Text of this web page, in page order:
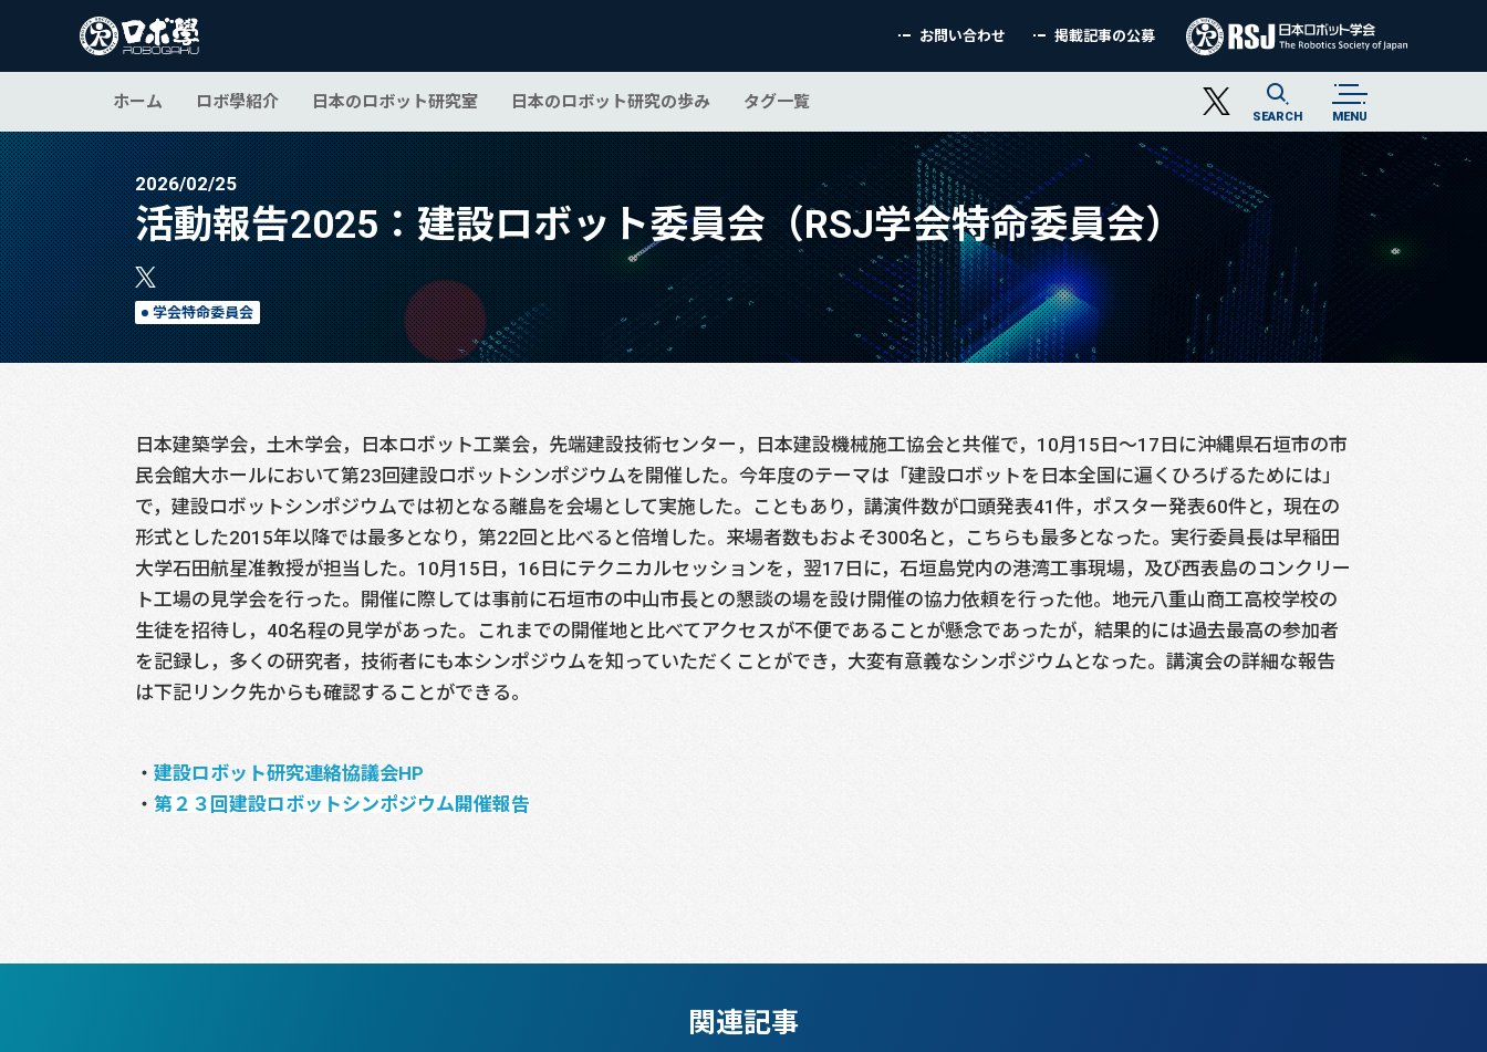
お問い合わせ 掲載記事の公募
ホーム ロボ學紹介 日本のロボット研究室 日本のロボット研究の歩み タグ一覧
SEARCH MENU
2026/02/25
活動報告2025：建設ロボット委員会（RSJ学会特命委員会）
学会特命委員会
日本建築学会，土木学会，日本ロボット工業会，先端建設技術センター，日本建設機械施工協会と共催で，10月15日～17日に沖縄県石垣市の市
民会館大ホールにおいて第23回建設ロボットシンポジウムを開催した。今年度のテーマは「建設ロボットを⽇本全国に遍くひろげるためには」
で，建設ロボットシンポジウムでは初となる離島を会場として実施した。こともあり，講演件数が口頭発表41件，ポスター発表60件と，現在の
形式とした2015年以降では最多となり，第22回と比べると倍増した。来場者数もおよそ300名と，こちらも最多となった。実行委員長は早稲田
大学石田航星准教授が担当した。10月15日，16日にテクニカルセッションを，翌17日に，石垣島党内の港湾工事現場，及び西表島のコンクリー
ト工場の見学会を行った。開催に際しては事前に石垣市の中山市長との懇談の場を設け開催の協力依頼を行った他。地元八重山商工高校学校の
生徒を招待し，40名程の見学があった。これまでの開催地と比べてアクセスが不便であることが懸念であったが，結果的には過去最高の参加者
を記録し，多くの研究者，技術者にも本シンポジウムを知っていただくことができ，大変有意義なシンポジウムとなった。講演会の詳細な報告
は下記リンク先からも確認することができる。
建設ロボット研究連絡協議会HP
第２３回建設ロボットシンポジウム開催報告
関連記事